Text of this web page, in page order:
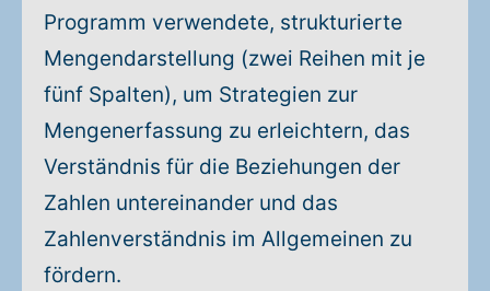
Programm verwendete, strukturierte
Mengendarstellung (zwei Reihen mit je
fünf Spalten), um Strategien zur
Mengenerfassung zu erleichtern, das
Verständnis für die Beziehungen der
Zahlen untereinander und das
Zahlenverständnis im Allgemeinen zu
fördern.